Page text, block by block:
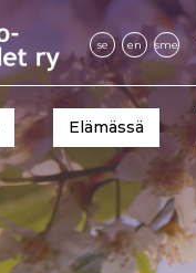
se en sme
Elämässä